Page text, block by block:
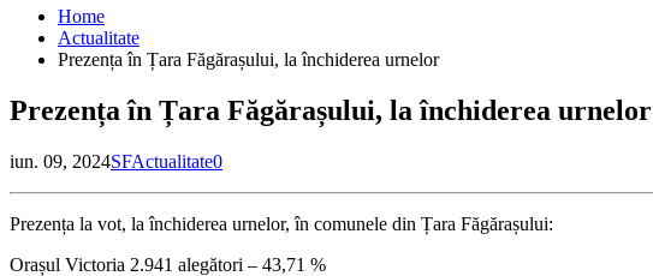
Home
Actualitate
Prezența în Țara Făgărașului, la închiderea urnelor
Prezența în Țara Făgărașului, la închiderea urnelor
iun. 09, 2024SFActualitate0
Prezența la vot, la închiderea urnelor, în comunele din Țara Făgărașului:
Orașul Victoria 2.941 alegători – 43,71 %